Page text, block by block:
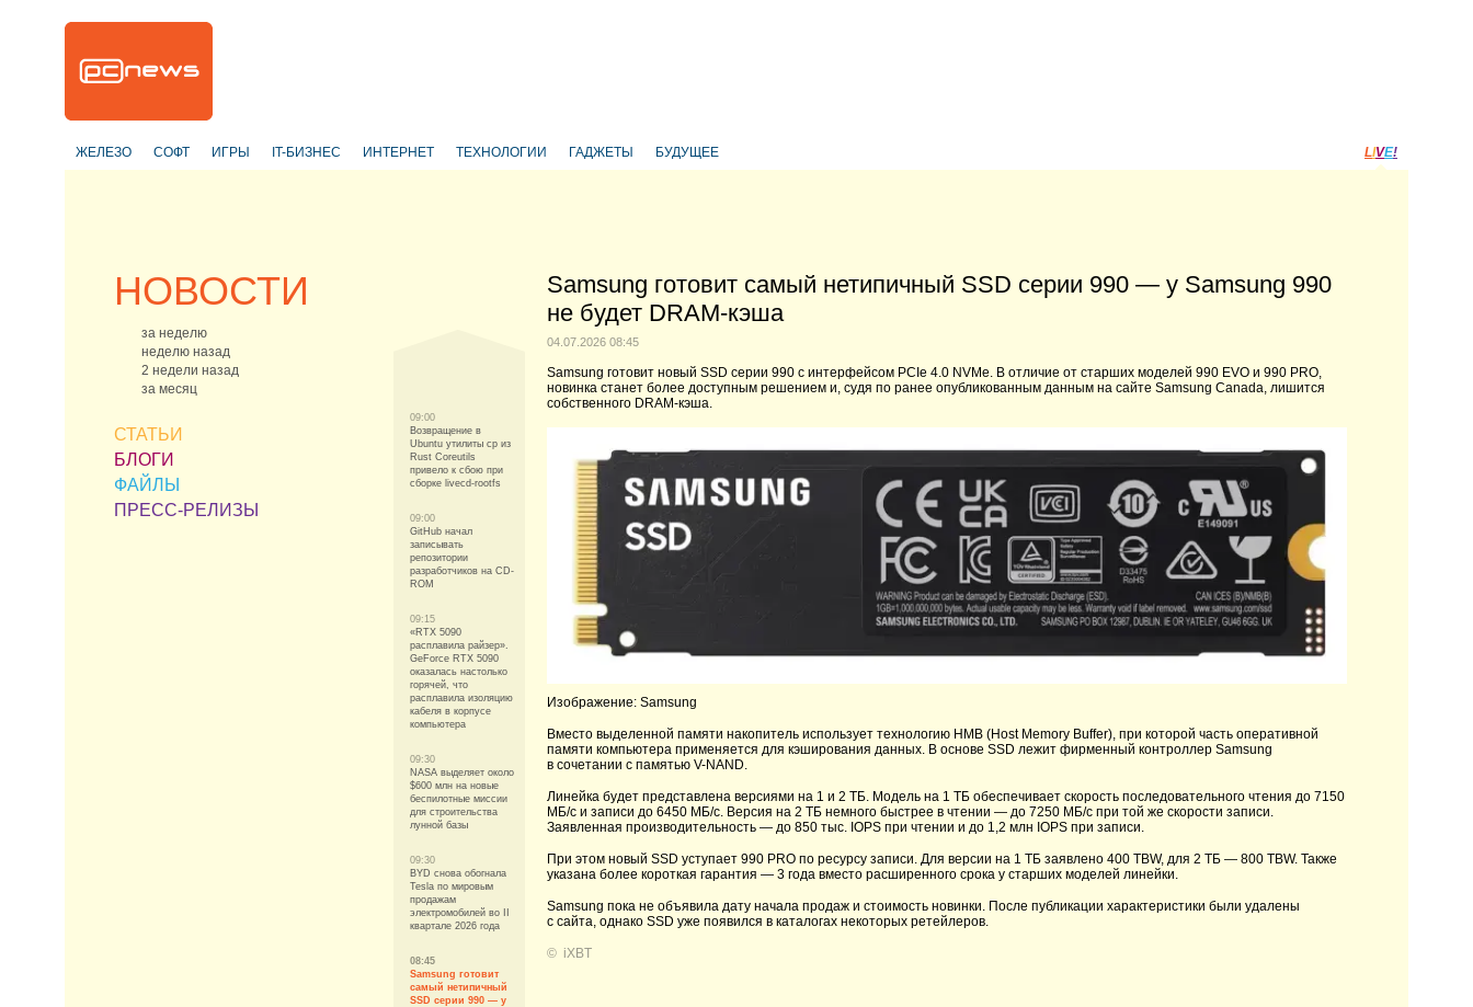
ЖЕЛЕЗО СОФТ ИГРЫ IT-БИЗНЕС ИНТЕРНЕТ ТЕХНОЛОГИИ ГАДЖЕТЫ БУДУЩЕЕ LIVE!
НОВОСТИ
за неделю
неделю назад
2 недели назад
за месяц
СТАТЬИ
БЛОГИ
ФАЙЛЫ
ПРЕСС-РЕЛИЗЫ
09:00
Возвращение в
Ubuntu утилиты cp из
Rust Coreutils
привело к сбою при
сборке livecd-rootfs
09:00
GitHub начал
записывать
репозитории
разработчиков на CD-
ROM
09:15
«RTX 5090
расплавила райзер».
GeForce RTX 5090
оказалась настолько
горячей, что
расплавила изоляцию
кабеля в корпусе
компьютера
09:30
NASA выделяет около
$600 млн на новые
беспилотные миссии
для строительства
лунной базы
09:30
BYD снова обогнала
Tesla по мировым
продажам
электромобилей во II
квартале 2026 года
08:45
Samsung готовит
самый нетипичный
SSD серии 990 — у
Samsung готовит самый нетипичный SSD серии 990 — у Samsung 990
не будет DRAM-кэша
04.07.2026 08:45
Samsung готовит новый SSD серии 990 с интерфейсом PCIe 4.0 NVMe. В отличие от старших моделей 990 EVO и 990 PRO,
новинка станет более доступным решением и, судя по ранее опубликованным данным на сайте Samsung Canada, лишится
собственного DRAM-кэша.
Изображение: Samsung
Вместо выделенной памяти накопитель использует технологию HMB (Host Memory Buffer), при которой часть оперативной
памяти компьютера применяется для кэширования данных. В основе SSD лежит фирменный контроллер Samsung
в сочетании с памятью V-NAND.
Линейка будет представлена версиями на 1 и 2 ТБ. Модель на 1 ТБ обеспечивает скорость последовательного чтения до 7150
МБ/с и записи до 6450 МБ/с. Версия на 2 ТБ немного быстрее в чтении — до 7250 МБ/с при той же скорости записи.
Заявленная производительность — до 850 тыс. IOPS при чтении и до 1,2 млн IOPS при записи.
При этом новый SSD уступает 990 PRO по ресурсу записи. Для версии на 1 ТБ заявлено 400 TBW, для 2 ТБ — 800 TBW. Также
указана более короткая гарантия — 3 года вместо расширенного срока у старших моделей линейки.
Samsung пока не объявила дату начала продаж и стоимость новинки. После публикации характеристики были удалены
с сайта, однако SSD уже появился в каталогах некоторых ретейлеров.
© iXBT